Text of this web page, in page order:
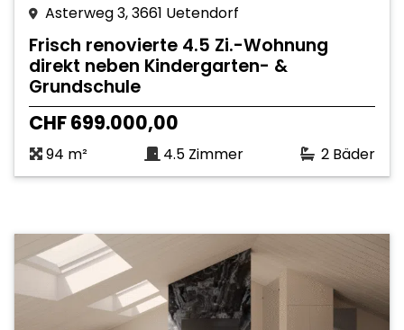
Asterweg 3, 3661 Uetendorf
Frisch renovierte 4.5 Zi.-Wohnung
direkt neben Kindergarten- &
Grundschule
CHF 699.000,00
94 m² 4.5 Zimmer 2 Bäder